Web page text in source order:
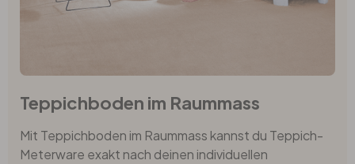
Teppichboden im Raummass
Mit Teppichboden im Raummass kannst du Teppich-
Meterware exakt nach deinen individuellen